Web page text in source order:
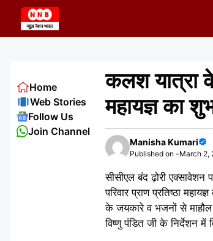
content
कलश यात्रा के
महायज्ञ का
Manisha Kumari
Published on -March 2,
सीसीएल बंद ढ़ोरी एक्सावेशन
परिवार प्राण प्रतिष्ठा
के जयकारे व भजनों से माहौल
विष्णु पंडित जी के निर्देशन में
Home
Web Stories
Follow Us
Join Channel